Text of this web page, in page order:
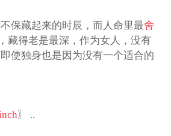
保藏起来的时辰，而人命里最舍
藏得老是最深，作为女人，没有
使独身也是因为没有一个适合的
〗 ..